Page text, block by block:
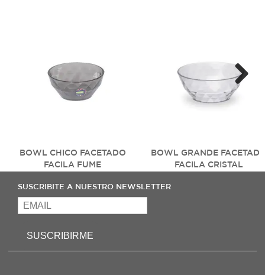
BOWL CHICO FACETADO
FACILA FUME
BOWL GRANDE
FACILA CRISTAL
Next
SUSCRIBITE A NUESTRO NEWSLETTER
SUSCRIBIRME